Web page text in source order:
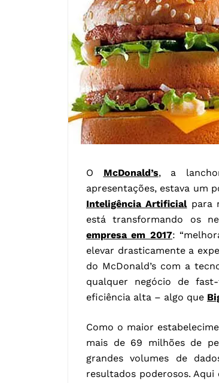
O McDonald’s, a
apresentações, estava um
Inteligência Artificialpara
está transformando os
empresa em 2017:
elevar drasticamente a
do McDonald’s com a
qualquer negócio de
eficiência alta – algo que
Como o maior
mais de 69 milhões de
grandes volumes de
resultados poderosos. Aqui